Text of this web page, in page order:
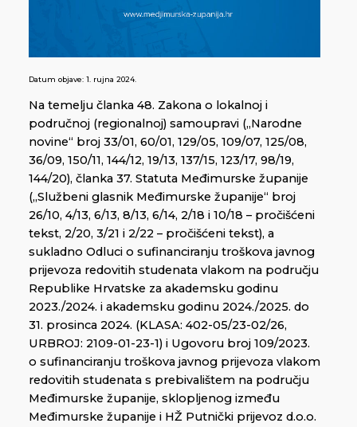
Datum objave: 1. rujna 2024.
Na temelju članka 48. Zakona o lokalnoj i
područnoj (regionalnoj) samoupravi („Narodne
novine“ broj 33/01, 60/01, 129/05, 109/07, 125/08,
36/09, 150/11, 144/12, 19/13, 137/15, 123/17, 98/19,
144/20), članka 37. Statuta Međimurske županije
(„Službeni glasnik Međimurske županije“ broj
26/10, 4/13, 6/13, 8/13, 6/14, 2/18 i 10/18 – pročišćeni
tekst, 2/20, 3/21 i 2/22 – pročišćeni tekst), a
sukladno Odluci o sufinanciranju troškova javnog
prijevoza redovitih studenata vlakom na području
Republike Hrvatske za akademsku godinu
2023./2024. i akademsku godinu 2024./2025. do
31. prosinca 2024. (KLASA: 402-05/23-02/26,
URBROJ: 2109-01-23-1) i Ugovoru broj 109/2023.
o sufinanciranju troškova javnog prijevoza vlakom
redovitih studenata s prebivalištem na području
Međimurske županije, sklopljenog između
Međimurske županije i HŽ Putnički prijevoz d.o.o.